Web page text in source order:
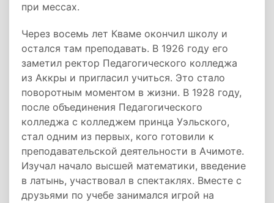
при мессах.
Через восемь лет Кваме окончил школу и
остался там преподавать. В 1926 году его
заметил ректор Педагогического колледжа
из Аккры и пригласил учиться. Это стало
поворотным моментом в жизни. В 1928 году,
после объединения Педагогического
колледжа с колледжем принца Уэльского,
стал одним из первых, кого готовили к
преподавательской деятельности в Ачимоте.
Изучал начало высшей математики, введение
в латынь, участвовал в спектаклях. Вместе с
друзьями по учебе занимался игрой на